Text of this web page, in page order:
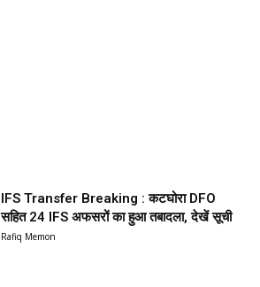
IFS Transfer Breaking : कटघोरा DFO
सहित 24 IFS अफसरों का हुआ तबादला, देखें सूची
Rafiq Memon